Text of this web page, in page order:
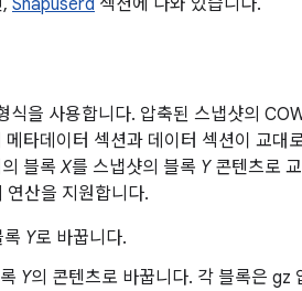
Snapuserd 섹션에 나와 있습니다.
을 사용합니다. 압축된 스냅샷의
타데이터 섹션과 데이터 섹션이 교대
의 블록X를 스냅샷의 블록 Y콘텐츠로
산을 지원합니다.
Y로 바꿉니다.
Y의 콘텐츠로 바꿉니다. 각 블록은 gz